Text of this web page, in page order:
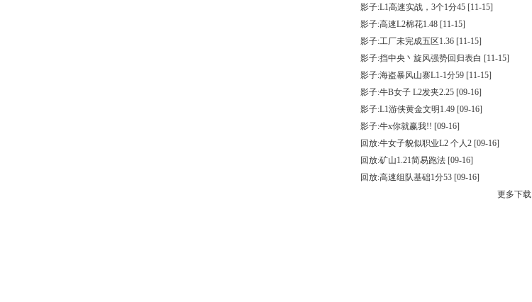
影子:L1高速实战，3个1分45 [11-15]
影子:高速L2棉花1.48 [11-15]
影子:工厂未完成五区1.36 [11-15]
影子:挡中央丶旋风强势回归表白 [11-15]
影子:海盗暴风山寨L1-1分59 [11-15]
影子:牛B女子 L2发夹2.25 [09-16]
影子:L1游侠黄金文明1.49 [09-16]
影子:牛x你就赢我!! [09-16]
回放:牛女子貌似职业L2 个人2 [09-16]
回放:矿山1.21简易跑法 [09-16]
回放:高速组队基础1分53 [09-16]
更多下载